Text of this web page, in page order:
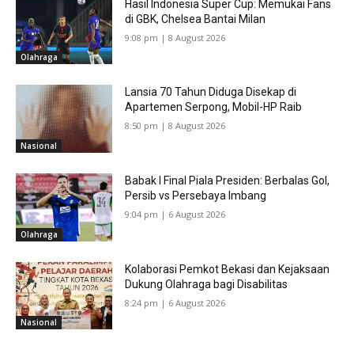
Olahraga
Hasil Indonesia Super Cup: Memukai Fans
di GBK, Chelsea Bantai Milan
9:08 pm | 8 August 2026
Nasional
Lansia 70 Tahun Diduga Disekap di
Apartemen Serpong, Mobil-HP Raib
8:50 pm | 8 August 2026
Olahraga
Babak I Final Piala Presiden: Berbalas Gol,
Persib vs Persebaya Imbang
9:04 pm | 6 August 2026
Nasional
Kolaborasi Pemkot Bekasi dan Kejaksaan
Dukung Olahraga bagi Disabilitas
8:24 pm | 6 August 2026